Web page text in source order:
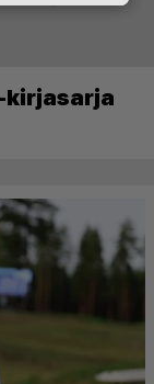
kirjasarja